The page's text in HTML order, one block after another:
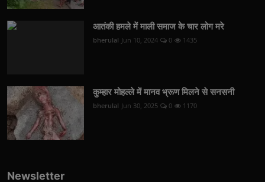
आतंकी हमले में माली समाज के चार लोग मरे
bherulal Jun 10, 2024 0 1435
कुम्हार मोहल्ले में मानव भ्रूण मिलने से सनसनी
bherulal Jun 30, 2025 0 1170
Newsletter